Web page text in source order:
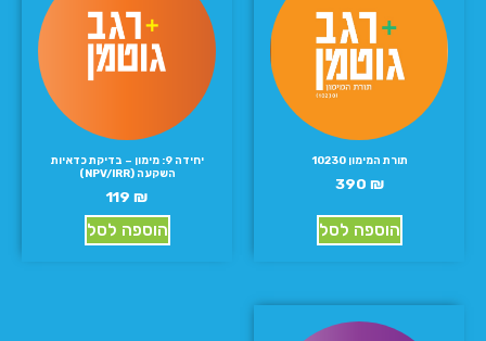
תורת המימון 10230
390 ₪
הוספה לסל
יחידה 9: מימון – בדיקת כדאיות
השקעה (NPV/IRR)
119 ₪
הוספה לסל